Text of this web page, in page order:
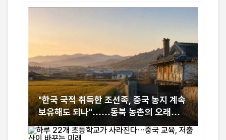
"한국 국적 취득한 조선족, 중국 농지 계속
보유해도 되나"……동북 농촌의 오래된
논쟁